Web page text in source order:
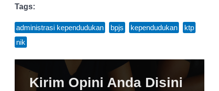
Tags:
administrasi kependudukan bpjs kependudukan ktp
nik
Kirim Opini Anda Disini